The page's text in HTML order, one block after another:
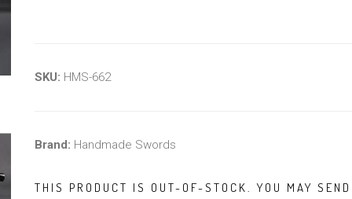
SKU: HMS-662
Brand: Handmade Swords
THIS PRODUCT IS OUT-OF-STOCK. YOU MAY